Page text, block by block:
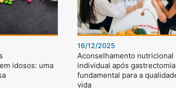
idosos: uma
16/12/2025
Aconselhamento nutricional
individual após
fundamental para a
vida